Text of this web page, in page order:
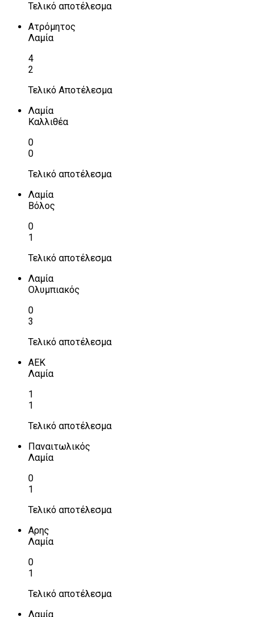
Τελικό αποτέλεσμα
Ατρόμητος
Λαμία
4
2
Τελικό Αποτέλεσμα
Λαμία
Καλλιθέα
0
0
Τελικό αποτέλεσμα
Λαμία
Βόλος
0
1
Τελικό αποτέλεσμα
Λαμία
Ολυμπιακός
0
3
Τελικό αποτέλεσμα
ΑΕΚ
Λαμία
1
1
Τελικό αποτέλεσμα
Παναιτωλικός
Λαμία
0
1
Τελικό αποτέλεσμα
Αρης
Λαμία
0
1
Τελικό αποτέλεσμα
Λαμία